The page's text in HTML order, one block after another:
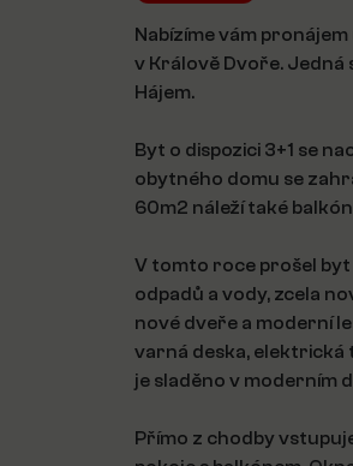
Nabízíme vám
v Králově Dvoře. Jedná
Hájem.
Byt o dispozici 3+1 se
obytného domu se
60m2 náleží také
V tomto roce prošel
odpadů a vody, zcela
nové dveře a moderní
varná deska, elektrická
je sladěno v moderním
Přímo z chodby